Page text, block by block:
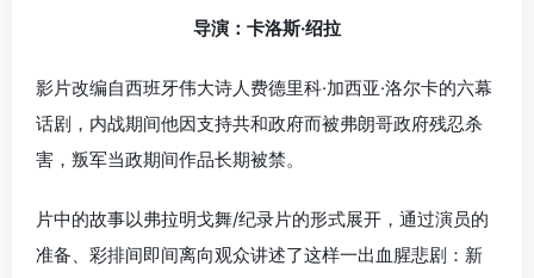
导演：卡洛斯·绍拉
影片改编自西班牙伟大诗人费德里科·加西亚·洛尔卡的六幕
话剧，内战期间他因支持共和政府而被弗朗哥政府残忍杀
害，叛军当政期间作品长期被禁。
片中的故事以弗拉明戈舞/纪录片的形式展开，通过演员的
准备、彩排间即间离向观众讲述了这样一出血腥悲剧：新